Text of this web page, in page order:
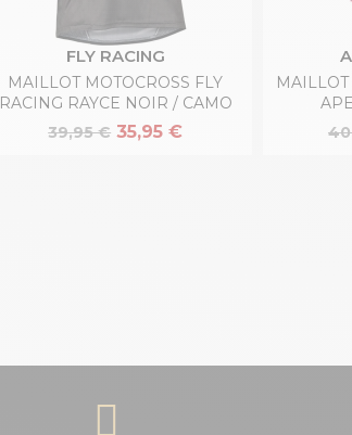
FLY RACING
MAILLOT MOTOCROSS FLY
RACING RAYCE NOIR / CAMO
39,95 € 35,95 €